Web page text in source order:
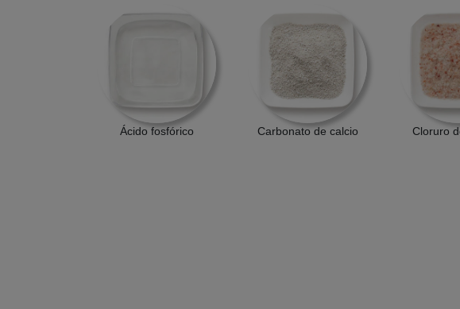
Ácido fosfórico Carbonato de calcio Cloruro